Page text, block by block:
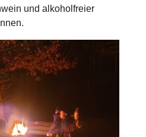
und alkoholfreier